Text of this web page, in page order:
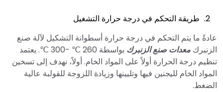
طريقة التحكم في درجة حرارة التشغيل
عادةً ما يتم التحكم في درجة حرارة أسطوانة التشكيل لآلة صنع
الزنبرك معدات صنع الزنبرك
بواسطة 260 ℃ -300 ℃. يعتمد
تنظيم درجة الحرارة أولاً على المواد الخام. أولاً، نهدف إلى تسخين
المواد الخام لليجنين فيها وتليينها وزيادة اللزوجة للقولبة عالية
الضغط.